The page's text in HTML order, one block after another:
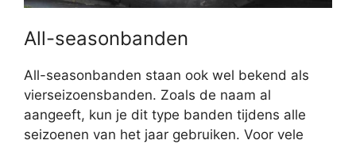
All-seasonbanden
All-seasonbanden staan ook wel bekend als
vierseizoensbanden. Zoals de naam al
aangeeft, kun je dit type banden tijdens alle
seizoenen van het jaar gebruiken. Voor vele